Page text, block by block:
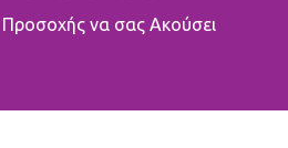
Προσοχής να σας Ακούσει